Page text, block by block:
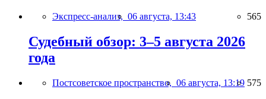
Экспресс-анализ, 06 августа, 13:43 565
Судебный обзор: 3–5 августа 2026
года
Постсоветское пространство, 06 августа, 13:19 575